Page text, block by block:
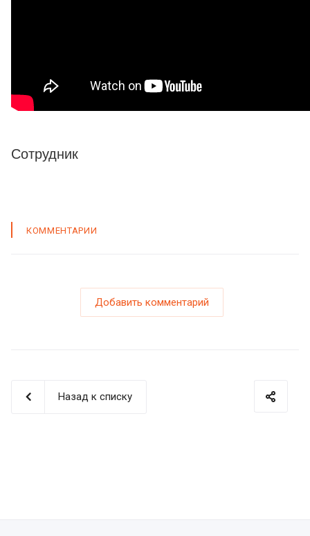
Сотрудник
КОММЕНТАРИИ
Добавить комментарий
Назад к списку